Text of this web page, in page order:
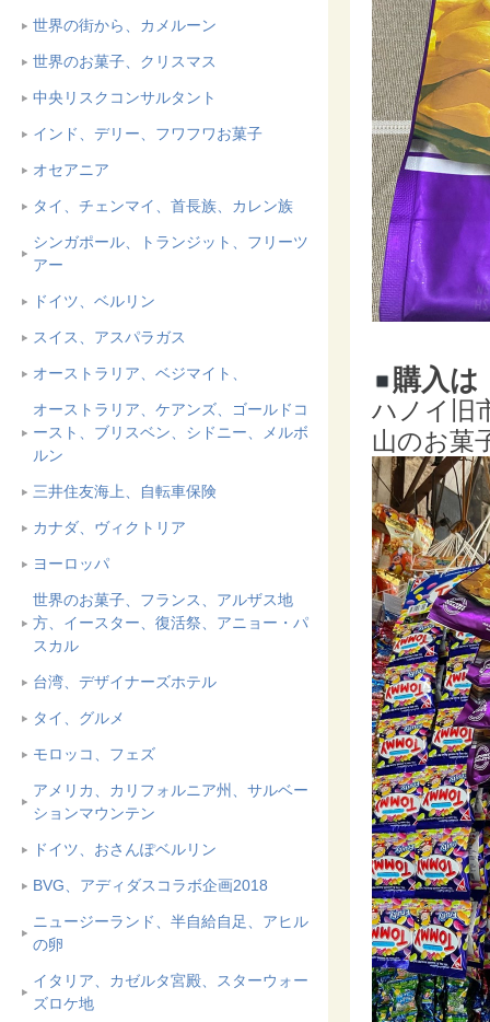
世界の街から、カメルーン
世界のお菓子、クリスマス
中央リスクコンサルタント
インド、デリー、フワフワお菓子
オセアニア
タイ、チェンマイ、首長族、カレン族
シンガポール、トランジット、フリーツ
アー
ドイツ、ベルリン
スイス、アスパラガス
オーストラリア、ベジマイト、
オーストラリア、ケアンズ、ゴールドコ
ースト、ブリスベン、シドニー、メルボ
ルン
三井住友海上、自転車保険
カナダ、ヴィクトリア
ヨーロッパ
世界のお菓子、フランス、アルザス地
方、イースター、復活祭、アニョー・パ
スカル
台湾、デザイナーズホテル
タイ、グルメ
モロッコ、フェズ
アメリカ、カリフォルニア州、サルベー
ションマウンテン
ドイツ、おさんぽベルリン
BVG、アディダスコラボ企画2018
ニュージーランド、半自給自足、アヒル
の卵
イタリア、カゼルタ宮殿、スターウォー
ズロケ地
購入は
ハノイ旧
山のお菓